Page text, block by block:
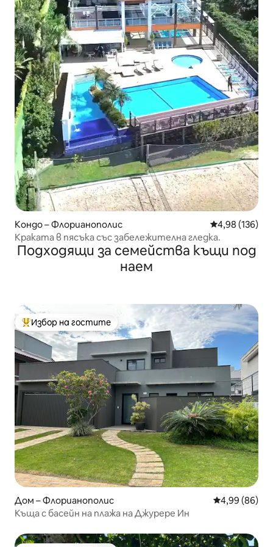
Кондо – Флорианополис Средна
4,98 (136)
Краката в пясъка със забележителна гледка.
Подходящи за семейства къщи под
наем
Най-популярен избор на гостите
Избор на гостите
Дом – Флорианополис Средна
4,99 (86)
Къща с басейн на плажа на Джурере Ин